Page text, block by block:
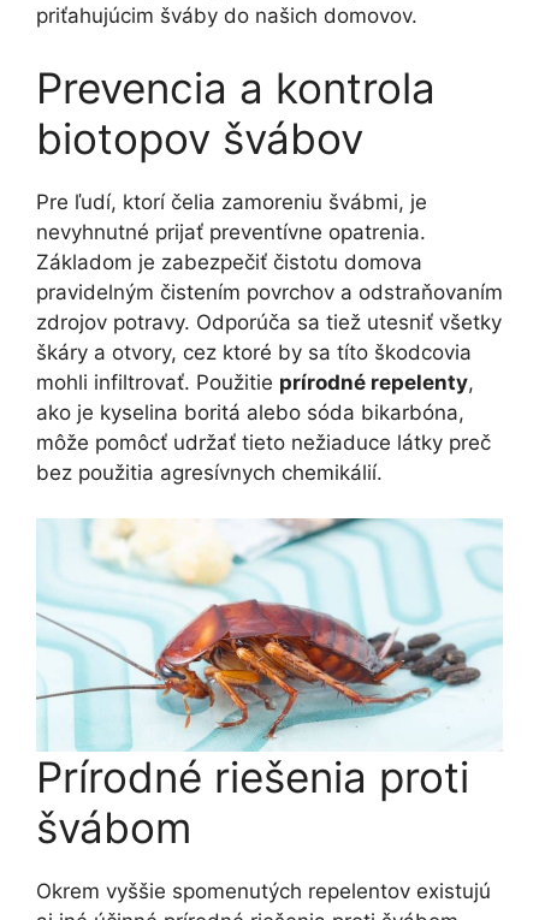
priťahujúcim šváby do našich domovov.
Prevencia a kontrola
biotopov švábov
Pre ľudí, ktorí čelia zamoreniu švábmi, je
nevyhnutné prijať preventívne opatrenia.
Základom je zabezpečiť čistotu domova
pravidelným čistením povrchov a odstraňovaním
zdrojov potravy. Odporúča sa tiež utesniť všetky
škáry a otvory, cez ktoré by sa títo škodcovia
mohli infiltrovať. Použitie prírodné repelenty,
ako je kyselina boritá alebo sóda bikarbóna,
môže pomôcť udržať tieto nežiaduce látky preč
bez použitia agresívnych chemikálií.
Prírodné riešenia proti
švábom
Okrem vyššie spomenutých repelentov existujú